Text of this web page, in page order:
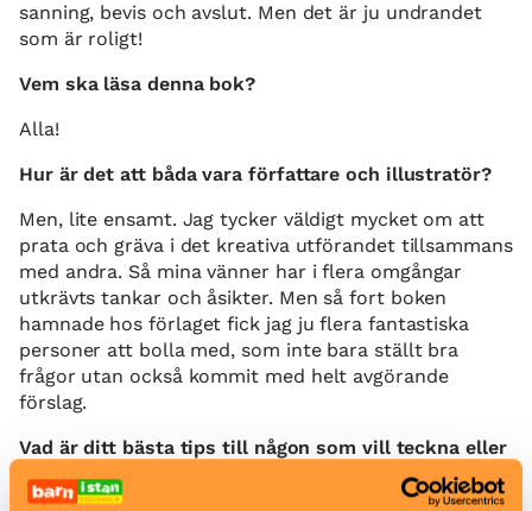
sanning, bevis och avslut. Men det är ju undrandet
som är roligt!
Vem ska läsa denna bok?
Alla!
Hur är det att båda vara författare och illustratör?
Men, lite ensamt. Jag tycker väldigt mycket om att
prata och gräva i det kreativa utförandet tillsammans
med andra. Så mina vänner har i flera omgångar
utkrävts tankar och åsikter. Men så fort boken
hamnade hos förlaget fick jag ju flera fantastiska
personer att bolla med, som inte bara ställt bra
frågor utan också kommit med helt avgörande
förslag.
Vad är ditt bästa tips till någon som vill teckna eller
skriva.